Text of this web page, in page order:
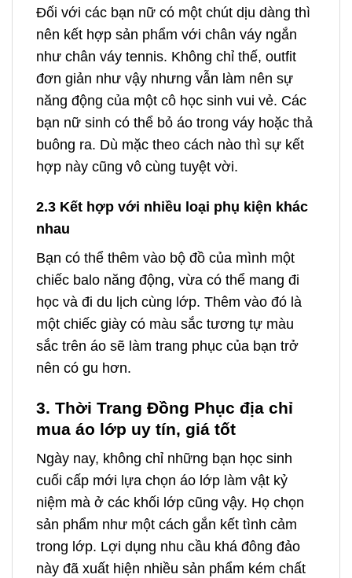
Đối với các bạn nữ có một chút dịu dàng thì
nên kết hợp sản phẩm với chân váy ngắn
như chân váy tennis. Không chỉ thế, outfit
đơn giản như vậy nhưng vẫn làm nên sự
năng động của một cô học sinh vui vẻ. Các
bạn nữ sinh có thể bỏ áo trong váy hoặc thả
buông ra. Dù mặc theo cách nào thì sự kết
hợp này cũng vô cùng tuyệt vời.
2.3 Kết hợp với nhiều loại phụ kiện khác
nhau
Bạn có thể thêm vào bộ đồ của mình một
chiếc balo năng động, vừa có thể mang đi
học và đi du lịch cùng lớp. Thêm vào đó là
một chiếc giày có màu sắc tương tự màu
sắc trên áo sẽ làm trang phục của bạn trở
nên có gu hơn.
3. Thời Trang Đồng Phục địa chỉ
mua áo lớp uy tín, giá tốt
Ngày nay, không chỉ những bạn học sinh
cuối cấp mới lựa chọn áo lớp làm vật kỷ
niệm mà ở các khối lớp cũng vậy. Họ chọn
sản phẩm như một cách gắn kết tình cảm
trong lớp. Lợi dụng nhu cầu khá đông đảo
này đã xuất hiện nhiều sản phẩm kém chất